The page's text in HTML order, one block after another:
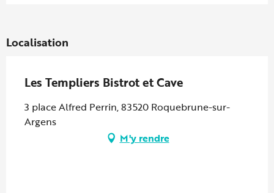
Localisation
Les Templiers Bistrot et Cave
3 place Alfred Perrin, 83520 Roquebrune-sur-
Argens
M'y rendre